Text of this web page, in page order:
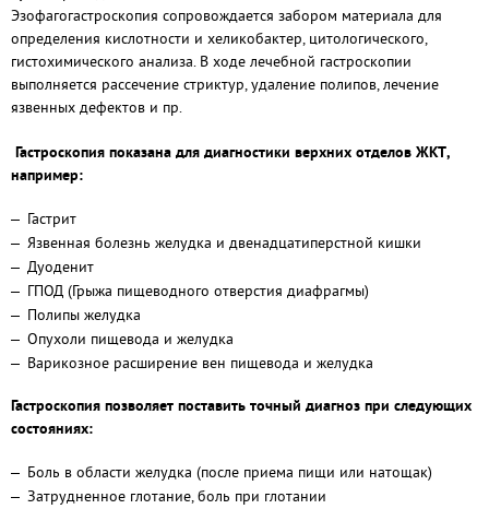
Эзофагогастроскопия сопровождается забором материала для
определения кислотности и хеликобактер, цитологического,
гистохимического анализа. В ходе лечебной гастроскопии
выполняется рассечение стриктур, удаление полипов, лечение
язвенных дефектов и пр.
Гастроскопия показана для диагностики верхних отделов ЖКТ,
например:
Гастрит
Язвенная болезнь желудка и двенадцатиперстной кишки
Дуоденит
ГПОД (Грыжа пищеводного отверстия диафрагмы)
Полипы желудка
Опухоли пищевода и желудка
Варикозное расширение вен пищевода и желудка
Гастроскопия позволяет поставить точный диагноз при следующих
состояниях:
Боль в области желудка (после приема пищи или натощак)
Затрудненное глотание, боль при глотании